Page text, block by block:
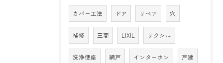
カバー工法 ドア リペア 穴
補修 三菱 LIXIL リクシル
洗浄便座 網戸 インターホン 戸建